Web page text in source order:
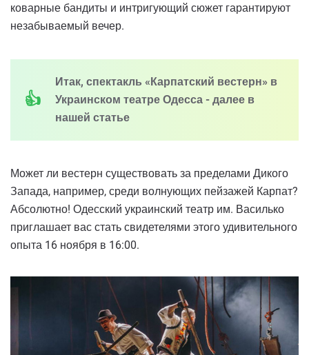
коварные бандиты и интригующий сюжет гарантируют
незабываемый вечер.
Итак, спектакль «Карпатский вестерн» в
Украинском театре Одесса - далее в
нашей статье
Может ли вестерн существовать за пределами Дикого
Запада, например, среди волнующих пейзажей Карпат?
Абсолютно! Одесский украинский театр им. Василько
приглашает вас стать свидетелями этого удивительного
опыта 16 ноября в 16:00.